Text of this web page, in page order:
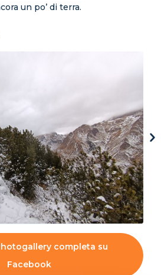
un po’ di terra.
completa su
Facebook